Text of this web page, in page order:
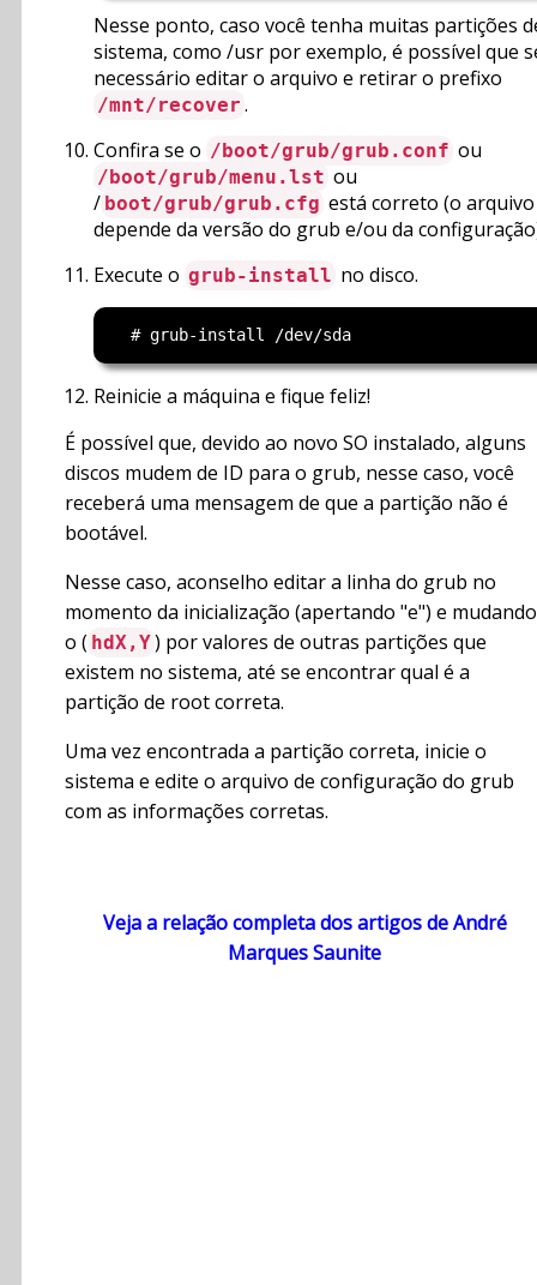
Nesse ponto, caso você tenha muitas partições
sistema, como /usr por exemplo, é possível que
necessário editar o arquivo e retirar o prefixo
/mnt/recover .
Confira se o /boot/grub/grub.conf ou
/boot/grub/menu.lst ou
/ boot/grub/grub.cfg está correto (o arquivo
depende da versão do grub e/ou da
Execute o grub-install no disco.
Reinicie a máquina e fique feliz!
É possível que, devido ao novo SO instalado, alguns
discos mudem de ID para o grub, nesse caso, você
receberá uma mensagem de que a partição não é
bootável.
Nesse caso, aconselho editar a linha do grub no
momento da inicialização (apertando "e") e mudando
o ( hdX,Y) por valores de outras partições que
existem no sistema, até se encontrar qual é a
partição de root correta.
Uma vez encontrada a partição correta, inicie o
sistema e edite o arquivo de configuração do grub
com as informações corretas.
Veja a relação completa dos artigos de André
Marques Saunite